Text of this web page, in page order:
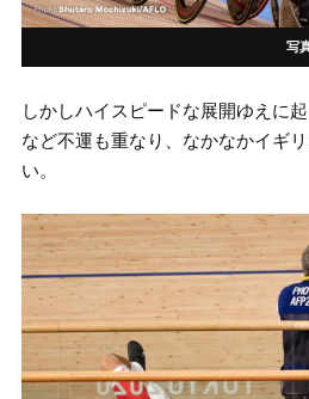
写
しかしハイスピードな展開ゆえに
など不運も重なり、なかなかイギ
い。